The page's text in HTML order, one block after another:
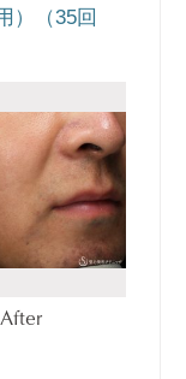
）（35回
After